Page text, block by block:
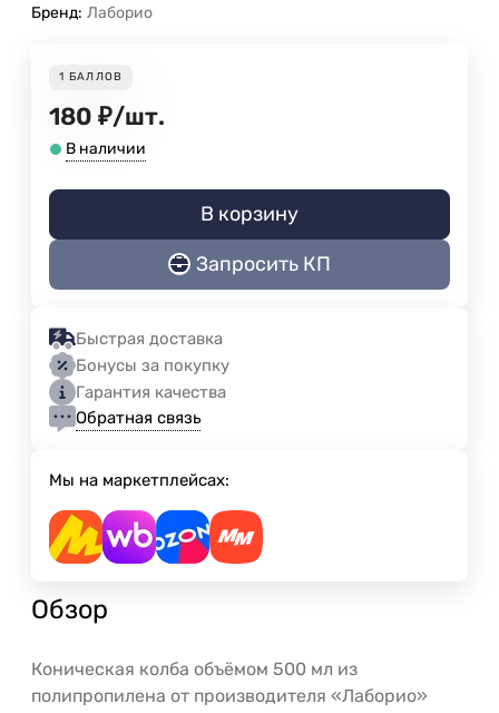
Бренд: Лаборио
1 БАЛЛОВ
180 ₽/шт.
В наличии
В корзину
Запросить КП
Быстрая доставка
Бонусы за покупку
Гарантия качества
Обратная связь
Мы на маркетплейсах:
Обзор
Коническая колба объёмом 500 мл из
полипропилена от производителя «Лаборио»